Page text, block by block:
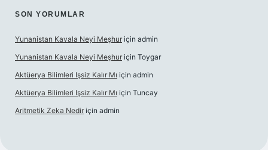
SON YORUMLAR
Yunanistan Kavala Neyi Meşhur için admin
Yunanistan Kavala Neyi Meşhur için Toygar
Aktüerya Bilimleri Işsiz Kalır Mı için admin
Aktüerya Bilimleri Işsiz Kalır Mı için Tuncay
Aritmetik Zeka Nedir için admin